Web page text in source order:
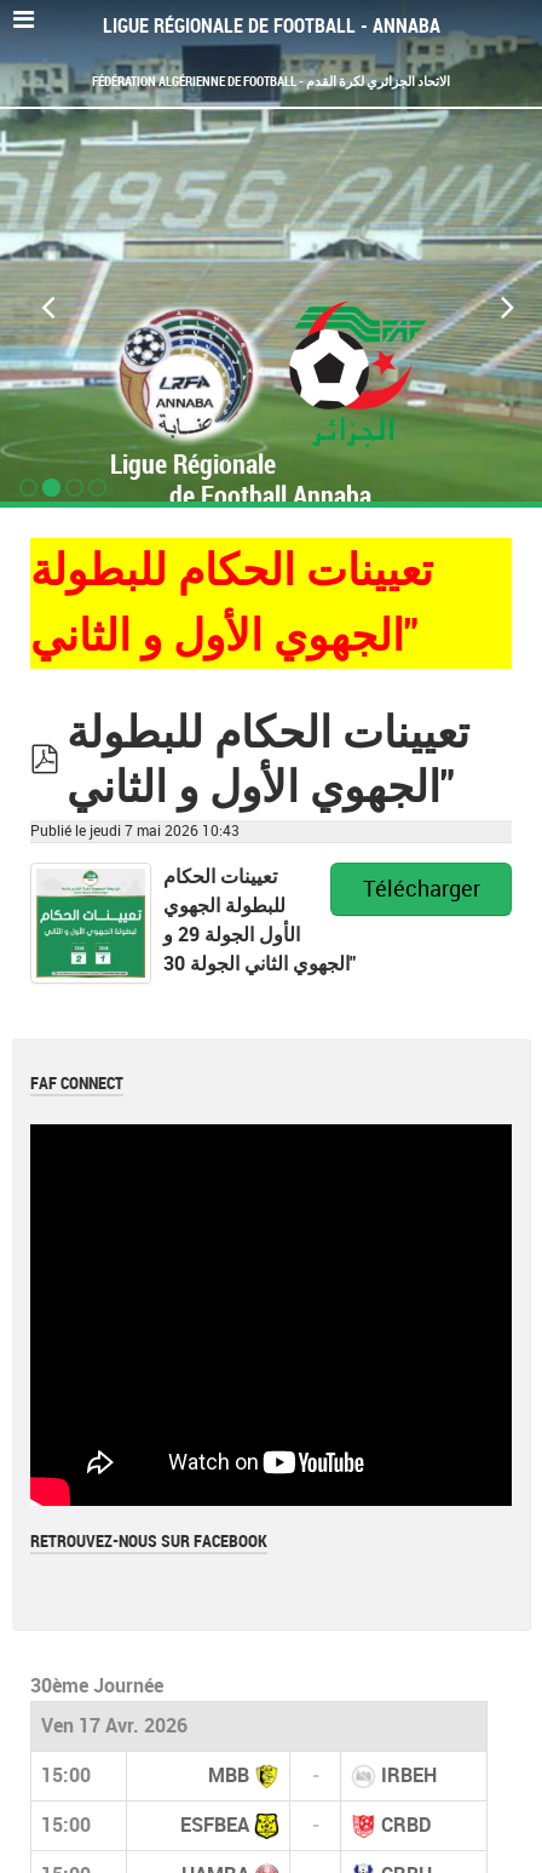
LIGUE RÉGIONALE DE FOOTBALL - ANNABA
FÉDÉRATION ALGÉRIENNE DE FOOTBALL - الاتحاد الجزائري لكرة القدم
Ligue Régionale
de Football Annaba
تعيينات الحكام للبطولة
الجهوي الأول و الثاني"
pdf
تعيينات الحكام للبطولة
الجهوي الأول و الثاني"
Publié le jeudi 7 mai 2026 10:43
Télécharger
تعيينات الحكام
للبطولة الجهوي
الأول الجولة 29 و
الجهوي الثاني الجولة 30"
FAF CONNECT
RETROUVEZ-NOUS SUR FACEBOOK
30ème Journée
Ven 17 Avr. 2026
15:00 MBB - IRBEH
15:00 ESFBEA - CRBD